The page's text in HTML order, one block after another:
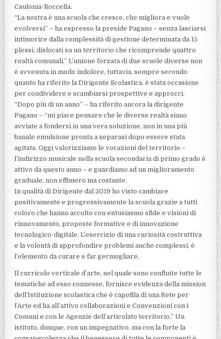
Caulonia-Roccella.
“La nostra è una scuola che cresce, che migliora e vuole
evolversi” – ha espresso la preside Pagano – senza lasciarsi
intimorire dalla complessità di gestione determinata da 15
plessi, dislocati su un territorio che ricomprende quattro
realtà comunali.” L’unione forzata di due scuole diverse non
è avvenuta in modo indolore, tuttavia, sempre secondo
quanto ha riferito la Dirigente Scolastica, è stata occasione
per condividere e scambiarsi prospettive e approcci.
“Dopo più di un anno” – ha riferito ancora la dirigente
Pagano – “mi piace pensare che le diverse realtà siano
avviate a fondersi in una vera soluzione, non in una più
banale emulsione pronta a separasi dopo essere stata
agitata. Oggi valorizziamo le vocazioni del territorio –
l’indirizzo musicale nella scuola secondaria di primo grado è
attivo da questo anno – e guardiamo ad un miglioramento
graduale, non effimero ma costante.
In qualità di Dirigente dal 2019 ho visto cambiare
positivamente e progressivamente la scuola grazie a tutti
coloro che hanno accolto con entusiasmo sfide e visioni di
rinnovamento, proposte formative e di innovazione
tecnologico-digitale. L’esercizio di una curiosità costruttiva
e la volontà di approfondire problemi anche complessi, è
l’elemento da curare e far germogliare.
Il curricolo verticale d’arte, nel quale sono confluite tutte le
tematiche ad esso connesse, fornisce evidenza della mission
dell’Istituzione scolastica che è capofila di una Rete per
l’Arte ed ha all’attivo collaborazioni e Convenzioni con i
Comuni e con le Agenzie dell’articolato territorio.” Un
istituto, dunque, con un impegnativo, ma con la forte la